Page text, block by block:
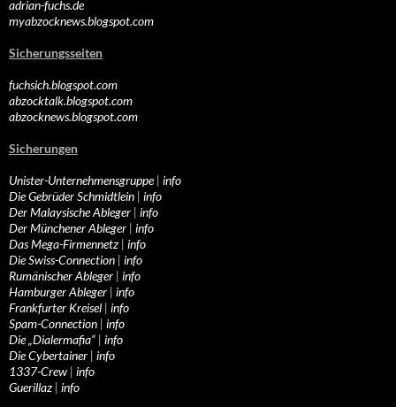
adrian-fuchs.de
myabzocknews.blogspot.com
Sicherungsseiten
fuchsich.blogspot.com
abzocktalk.blogspot.com
abzocknews.blogspot.com
Sicherungen
Unister-Unternehmensgruppe| info
Die Gebrüder Schmidtlein | info
Der Malaysische Ableger | info
Der Münchener Ableger | info
Das Mega-Firmennetz | info
Die Swiss-Connection | info
Rumänischer Ableger | info
Hamburger Ableger | info
Frankfurter Kreisel | info
Spam-Connection | info
Die „Dialermafia“ | info
Die Cybertainer | info
1337-Crew | info
Guerillaz | info